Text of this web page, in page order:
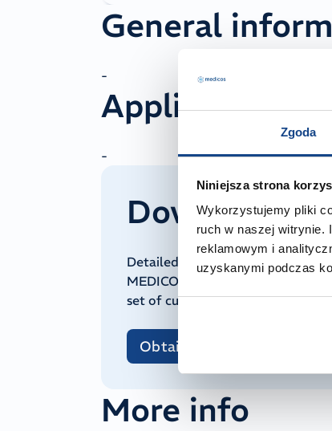
Zgoda
Niniejsza strona
Wykorzystujemy pliki
ruch w naszej witrynie.
reklamowym i
uzyskanymi podczas
General
-
Application
-
Detailed technical and
MEDICOS on request. To receive
set of current quality and
Obtain documentation
More info